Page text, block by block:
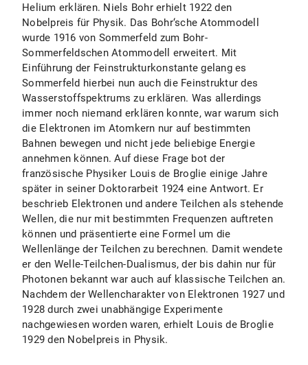
Helium erklären. Niels Bohr erhielt 1922 den
Nobelpreis für Physik. Das Bohr‘sche Atommodell
wurde 1916 von Sommerfeld zum Bohr-
Sommerfeldschen Atommodell erweitert. Mit
Einführung der Feinstrukturkonstante gelang es
Sommerfeld hierbei nun auch die Feinstruktur des
Wasserstoffspektrums zu erklären. Was allerdings
immer noch niemand erklären konnte, war warum sich
die Elektronen im Atomkern nur auf bestimmten
Bahnen bewegen und nicht jede beliebige Energie
annehmen können. Auf diese Frage bot der
französische Physiker Louis de Broglie einige Jahre
später in seiner Doktorarbeit 1924 eine Antwort. Er
beschrieb Elektronen und andere Teilchen als stehende
Wellen, die nur mit bestimmten Frequenzen auftreten
können und präsentierte eine Formel um die
Wellenlänge der Teilchen zu berechnen. Damit wendete
er den Welle-Teilchen-Dualismus, der bis dahin nur für
Photonen bekannt war auch auf klassische Teilchen an.
Nachdem der Wellencharakter von Elektronen 1927 und
1928 durch zwei unabhängige Experimente
nachgewiesen worden waren, erhielt Louis de Broglie
1929 den Nobelpreis in Physik.